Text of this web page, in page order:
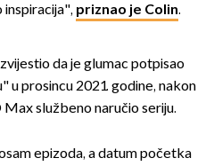
inspiracija", priznao je Colin.
da je glumac potpisao
u prosincu 2021. godine, nakon
službeno naručio seriju.
epizoda, a datum početka